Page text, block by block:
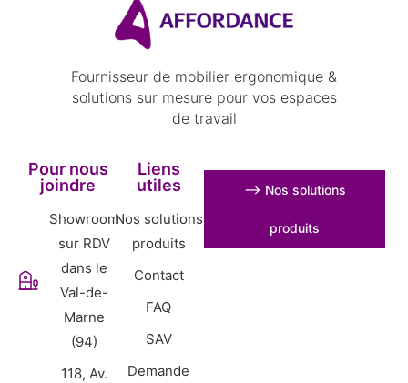
Fournisseur de mobilier ergonomique &
solutions sur mesure pour vos espaces
de travail
Pour nous
joindre
Showroom
sur RDV
dans le
Val-de-
Marne
(94)
118, Av.
Liens
utiles
Nos solutions
produits
Contact
FAQ
SAV
Demande
⟶ Nos solutions
produits